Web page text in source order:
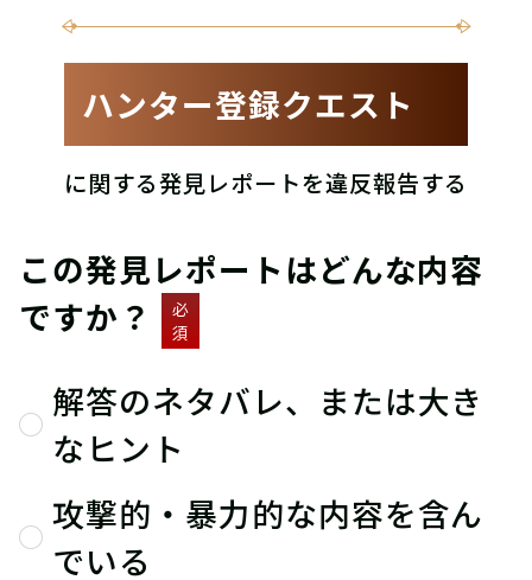
ハンター登録クエスト
に関する発見レポートを違反報告する
この発見レポートはどんな内容
ですか？
必
須
解答のネタバレ、または大き
なヒント
攻撃的・暴力的な内容を含ん
でいる